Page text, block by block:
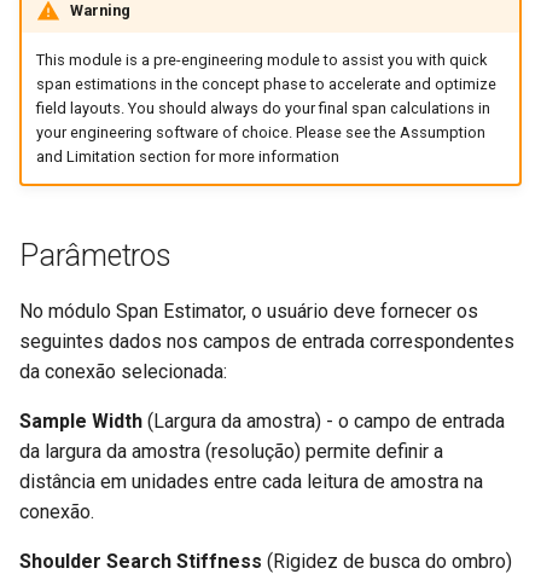
Biblioteca de ativos do
Modo de exibição do projeto
Notas da Versão
regras)
Segurança
Formatos compatíveis
Unidades
Configurações do usuário
Camada Vetorial (Vector
Warning
This module is a pre-engineering module to assist you with quick
span estimations in the concept phase to accelerate and optimize
field layouts. You should always do your final span calculations in
your engineering software of choice. Please see the Assumption
and Limitation section for more information
Parâmetros
No módulo Span Estimator, o usuário deve fornecer os
seguintes dados nos campos de entrada correspondentes
da conexão selecionada:
Sample Width (Largura da amostra) - o campo de entrada
da largura da amostra (resolução) permite definir a
distância em unidades entre cada leitura de amostra na
conexão.
Shoulder Search Stiffness (Rigidez de busca do ombro)